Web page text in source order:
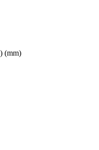
(mm)